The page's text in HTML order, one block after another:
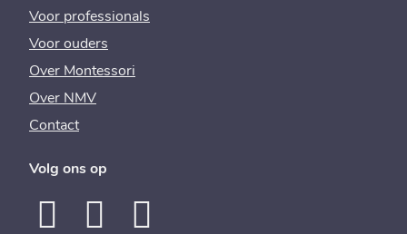
Voor professionals
Voor ouders
Over Montessori
Over NMV
Contact
Volg ons op